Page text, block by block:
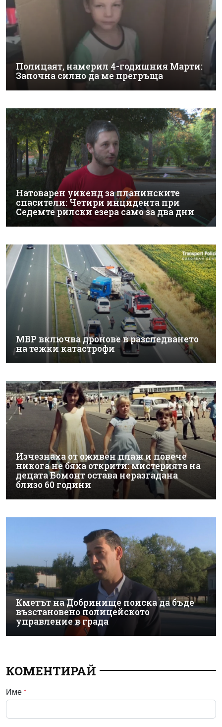
Полицаят, намерил 4-годишния Марти:
Започна силно да ме прегръща
Натоварен уикенд за планинските
спасители: Четири инцидента при
Седемте рилски езера само за два дни
МВР включва дронове в разследването
на тежки катастрофи
Изчезнаха от оживен плаж и повече
никога не бяха открити: мистерията на
децата Бомонт остава неразгадана
близо 60 години
Кметът на Добринище поиска да бъде
възстановено полицейското
управление в града
КОМЕНТИРАЙ
Име *